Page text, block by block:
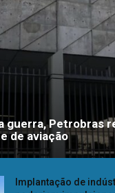
guerra, Petrobras
de aviação
Implantação de